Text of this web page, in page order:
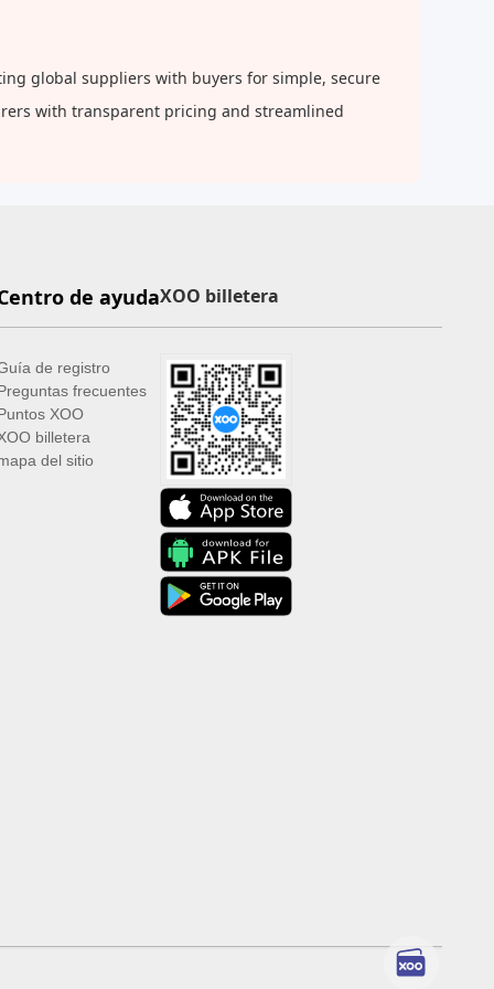
global suppliers with buyers for simple, secure
with transparent pricing and streamlined
de ayuda
de registro
frecuentes
XOO
billetera
del sitio
XOO billetera